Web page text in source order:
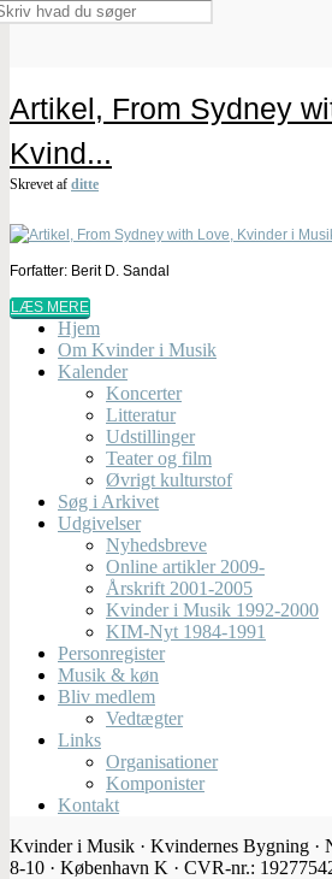
Artikel, From Sydney
Kvind...
Skrevet af ditte
Forfatter: Berit D. Sandal
LÆS MERE
Hjem
Om Kvinder i Musik
Kalender
Koncerter
Litteratur
Udstillinger
Teater og film
Øvrigt kulturstof
Søg i Arkivet
Udgivelser
Nyhedsbreve
Online artikler 2009-
Årskrift 2001-2005
Kvinder i Musik 1992-2000
KIM-Nyt 1984-1991
Personregister
Musik & køn
Bliv medlem
Vedtægter
Links
Organisationer
Komponister
Kontakt
Kvinder i Musik · Kvindernes Bygning ·
8-10 · København K · CVR-nr.: